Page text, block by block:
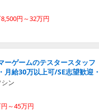
円～32万円
ーゲームのテスタースタッフ
月給30万以上可/SE志望歓迎
ン
～45万円